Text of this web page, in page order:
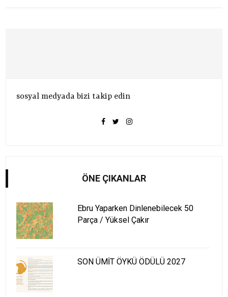
sosyal medyada bizi takip edin
ÖNE ÇIKANLAR
Ebru Yaparken Dinlenebilecek 50
Parça / Yüksel Çakır
SON ÜMİT ÖYKÜ ÖDÜLÜ 2027